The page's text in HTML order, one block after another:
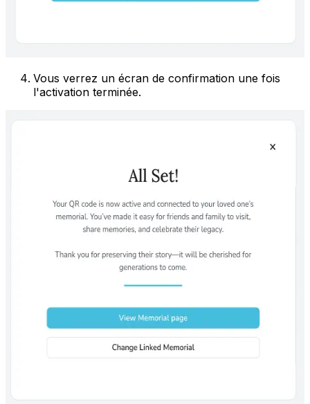
Vous verrez un écran de confirmation une fois
l'activation terminée.